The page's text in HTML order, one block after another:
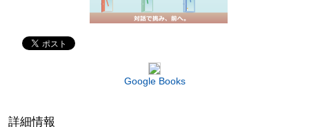
Google Books
詳細情報